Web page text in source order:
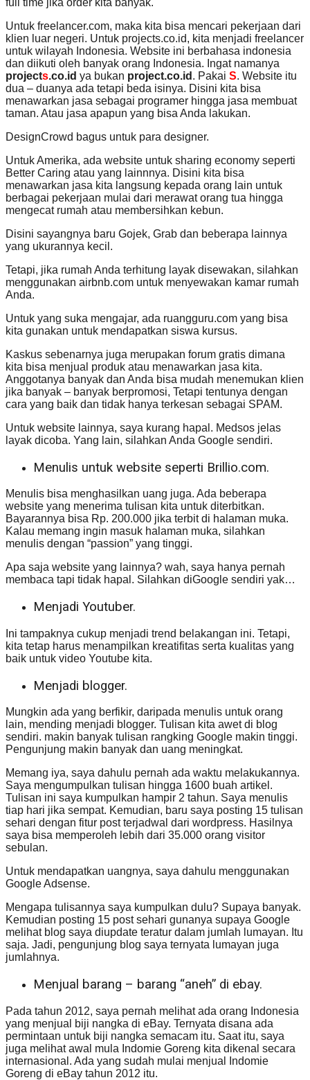
full time jika order kita banyak.
Untuk freelancer.com, maka kita bisa mencari pekerjaan dari
klien luar negeri. Untuk projects.co.id, kita menjadi freelancer
untuk wilayah Indonesia. Website ini berbahasa indonesia
dan diikuti oleh banyak orang Indonesia. Ingat namanya
projects.co.id ya bukan project.co.id . Pakai S. Website itu
dua – duanya ada tetapi beda isinya. Disini kita bisa
menawarkan jasa sebagai programer hingga jasa membuat
taman. Atau jasa apapun yang bisa Anda lakukan.
DesignCrowd bagus untuk para designer.
Untuk Amerika, ada website untuk sharing economy seperti
Better Caring atau yang lainnnya. Disini kita bisa
menawarkan jasa kita langsung kepada orang lain untuk
berbagai pekerjaan mulai dari merawat orang tua hingga
mengecat rumah atau membersihkan kebun.
Disini sayangnya baru Gojek, Grab dan beberapa lainnya
yang ukurannya kecil.
Tetapi, jika rumah Anda terhitung layak disewakan, silahkan
menggunakan airbnb.com untuk menyewakan kamar rumah
Anda.
Untuk yang suka mengajar, ada ruangguru.com yang bisa
kita gunakan untuk mendapatkan siswa kursus.
Kaskus sebenarnya juga merupakan forum gratis dimana
kita bisa menjual produk atau menawarkan jasa kita.
Anggotanya banyak dan Anda bisa mudah menemukan klien
jika banyak – banyak berpromosi, Tetapi tentunya dengan
cara yang baik dan tidak hanya terkesan sebagai SPAM.
Untuk website lainnya, saya kurang hapal. Medsos jelas
layak dicoba. Yang lain, silahkan Anda Google sendiri.
Menulis untuk website seperti Brillio.com.
Menulis bisa menghasilkan uang juga. Ada beberapa
website yang menerima tulisan kita untuk diterbitkan.
Bayarannya bisa Rp. 200.000 jika terbit di halaman muka.
Kalau memang ingin masuk halaman muka, silahkan
menulis dengan “passion” yang tinggi.
Apa saja website yang lainnya? wah, saya hanya pernah
membaca tapi tidak hapal. Silahkan diGoogle sendiri yak…
Menjadi Youtuber.
Ini tampaknya cukup menjadi trend belakangan ini. Tetapi,
kita tetap harus menampilkan kreatifitas serta kualitas yang
baik untuk video Youtube kita.
Menjadi blogger.
Mungkin ada yang berfikir, daripada menulis untuk orang
lain, mending menjadi blogger. Tulisan kita awet di blog
sendiri. makin banyak tulisan rangking Google makin tinggi.
Pengunjung makin banyak dan uang meningkat.
Memang iya, saya dahulu pernah ada waktu melakukannya.
Saya mengumpulkan tulisan hingga 1600 buah artikel.
Tulisan ini saya kumpulkan hampir 2 tahun. Saya menulis
tiap hari jika sempat. Kemudian, baru saya posting 15 tulisan
sehari dengan fitur post terjadwal dari wordpress. Hasilnya
saya bisa memperoleh lebih dari 35.000 orang visitor
sebulan.
Untuk mendapatkan uangnya, saya dahulu menggunakan
Google Adsense.
Mengapa tulisannya saya kumpulkan dulu? Supaya banyak.
Kemudian posting 15 post sehari gunanya supaya Google
melihat blog saya diupdate teratur dalam jumlah lumayan. Itu
saja. Jadi, pengunjung blog saya ternyata lumayan juga
jumlahnya.
Menjual barang – barang “aneh” di ebay.
Pada tahun 2012, saya pernah melihat ada orang Indonesia
yang menjual biji nangka di eBay. Ternyata disana ada
permintaan untuk biji nangka semacam itu. Saat itu, saya
juga melihat awal mula Indomie Goreng kita dikenal secara
internasional. Ada yang sudah mulai menjual Indomie
Goreng di eBay tahun 2012 itu.